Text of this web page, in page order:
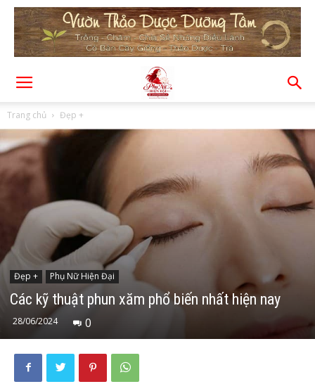
Trang chủ Đẹp +
Đẹp + Phụ Nữ Hiện Đại
Các kỹ thuật phun xăm phổ biến nhất hiện nay
28/06/2024 0